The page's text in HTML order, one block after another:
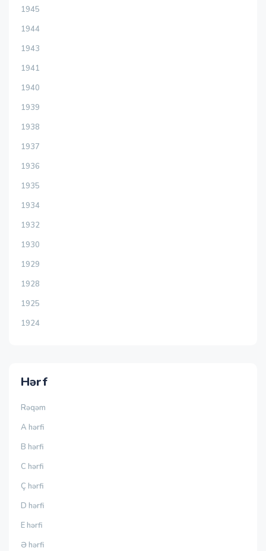
1945
1944
1943
1941
1940
1939
1938
1937
1936
1935
1934
1932
1930
1929
1928
1925
1924
Hərf
Rəqəm
A hərfi
B hərfi
C hərfi
Ç hərfi
D hərfi
E hərfi
Ə hərfi